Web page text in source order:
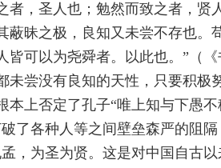
者，圣人也；勉然而致之者，贤
蔽昧之极，良知又未尝不存也。
可以为尧舜者。以此也。”（
未尝没有良知的天性，只要积极
本上否定了孔子“唯上知与下愚
了各种人等之间壁垒森严的阻
，为圣为贤。这是对中国自古